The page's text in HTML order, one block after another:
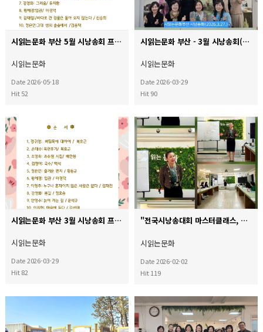
시읽는문화 부산 5월 시낭송회 프로그램
시읽는문화
Date 2026-05-18
Hit 52
시읽는문화 부산 - 3월 시낭송회(사회: 이형주, 음향; 김정아)
시읽는문화
Date 2026-03-29
Hit 90
시읽는문화 부산 3월 시낭송회 프로그램
시읽는문화
Date 2026-03-29
Hit 82
"전국시낭송대회 마스터클래스, 첫 강의의 문을 열다"
시읽는문화
Date 2026-02-02
Hit 119